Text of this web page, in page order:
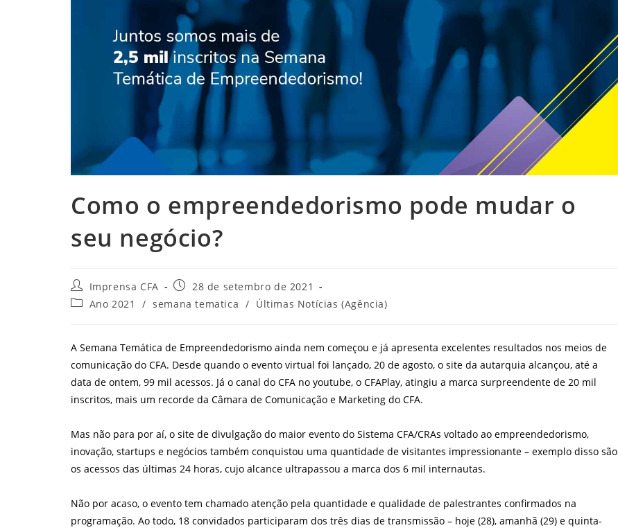
Como o empreendedorismo pode mudar o
seu negócio?
Autor
do
post:
Imprensa CFA
Post
publicado:
28 de setembro de 2021
Categoria
Ano 2021 / semana tematica / Últimas Notícias (Agência)
A Semana Temática de Empreendedorismo ainda nem começou e já apresenta excelentes resultados nos meios de
comunicação do CFA. Desde quando o evento virtual foi lançado, 20 de agosto, o site da autarquia alcançou, até a
data de ontem, 99 mil acessos. Já o canal do CFA no youtube, o CFAPlay, atingiu a marca surpreendente de 20 mil
inscritos, mais um recorde da Câmara de Comunicação e Marketing do CFA.
Mas não para por aí, o site de divulgação do maior evento do Sistema CFA/CRAs voltado ao empreendedorismo,
inovação, startups e negócios também conquistou uma quantidade de visitantes impressionante – exemplo disso são
os acessos das últimas 24 horas, cujo alcance ultrapassou a marca dos 6 mil internautas.
Não por acaso, o evento tem chamado atenção pela quantidade e qualidade de palestrantes confirmados na
programação. Ao todo, 18 convidados participaram dos três dias de transmissão – hoje (28), amanhã (29) e quinta-